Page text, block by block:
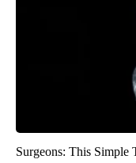
Surgeons: This